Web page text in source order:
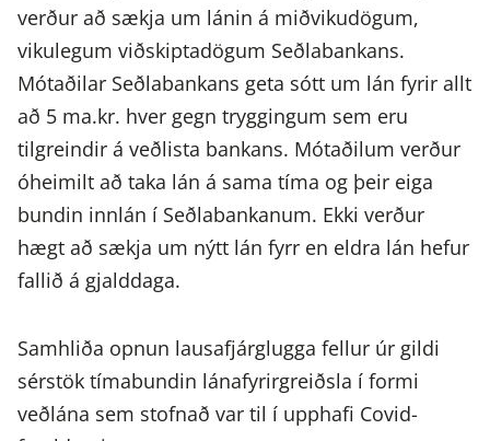
verður að sækja um lánin á miðvikudögum,
vikulegum viðskiptadögum Seðlabankans.
Mótaðilar Seðlabankans geta sótt um lán fyrir allt
að 5 ma.kr. hver gegn tryggingum sem eru
tilgreindir á veðlista bankans. Mótaðilum verður
óheimilt að taka lán á sama tíma og þeir eiga
bundin innlán í Seðlabankanum. Ekki verður
hægt að sækja um nýtt lán fyrr en eldra lán hefur
fallið á gjalddaga.
Samhliða opnun lausafjárglugga fellur úr gildi
sérstök tímabundin lánafyrirgreiðsla í formi
veðlána sem stofnað var til í upphafi Covid-